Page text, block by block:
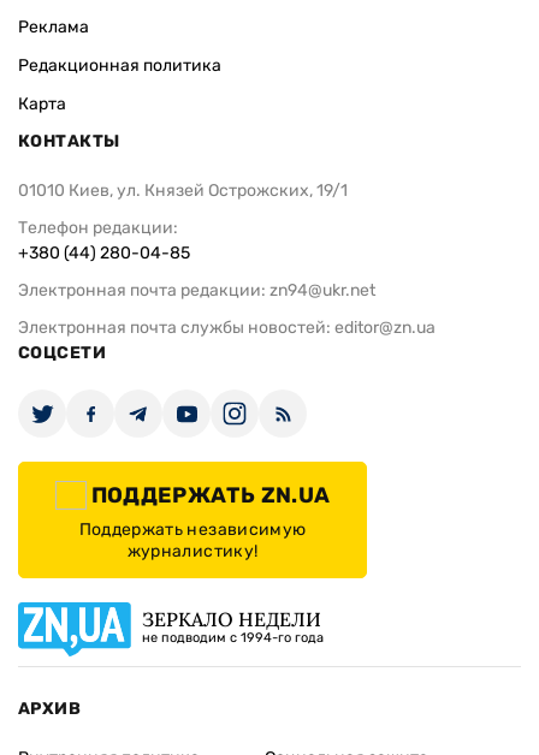
Реклама
Редакционная политика
Карта
КОНТАКТЫ
01010 Киев, ул. Князей Острожских, 19/1
Телефон редакции:
+380 (44) 280-04-85
Электронная почта редакции: zn94@ukr.net
Электронная почта службы новостей: editor@zn.ua
СОЦСЕТИ
ПОДДЕРЖАТЬ ZN.UA
Поддержать независимую
журналистику!
ЗЕРКАЛО НЕДЕЛИ
не подводим с 1994-го года
АРХИВ